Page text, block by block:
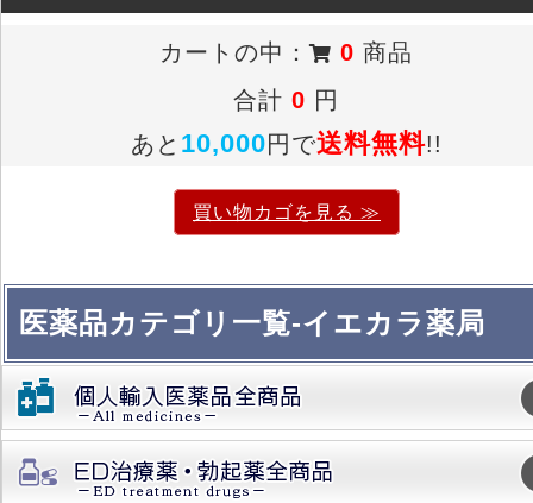
カートの中： 0 商品
合計0 円
あと 10,000円で送料無料!!
買い物カゴを見る ≫
医薬品カテゴリ一覧-イエカラ薬局